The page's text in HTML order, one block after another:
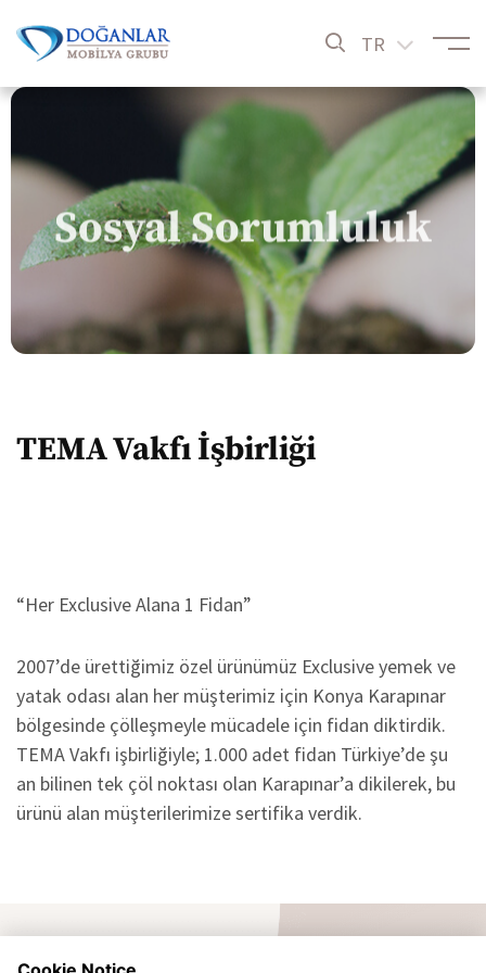
TR
Sosyal Sorumluluk
TEMA Vakfı İşbirliği
“Her Exclusive Alana 1 Fidan”
2007’de ürettiğimiz özel ürünümüz Exclusive yemek ve
yatak odası alan her müşterimiz için Konya Karapınar
bölgesinde çölleşmeyle mücadele için fidan diktirdik.
TEMA Vakfı işbirliğiyle; 1.000 adet fidan Türkiye’de şu
an bilinen tek çöl noktası olan Karapınar’a dikilerek, bu
ürünü alan müşterilerimize sertifika verdik.